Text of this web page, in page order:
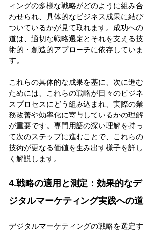
ィングの多様な戦略がどのように組み合
わせられ、具体的なビジネス成果に結び
ついているかが見て取れます。成功への
道は、適切な戦略選定とそれを支える技
術的・創造的アプローチに依存していま
す。
これらの具体的な成果を基に、次に進む
ためには、これらの戦略が日々のビジネ
スプロセスにどう組み込まれ、実際の業
務改善や効率化に寄与しているかの理解
が重要です。専門用語の深い理解を持っ
て次のステップに進むことで、これらの
技術が更なる価値を生み出す様子を詳し
く解説します。
4.戦略の適用と測定：効果的なデ
ジタルマーケティング実践への道
デジタルマーケティングの戦略を選定す